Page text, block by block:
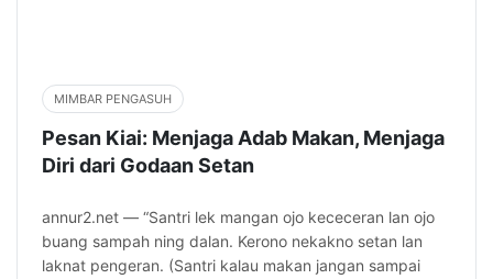
MIMBAR PENGASUH
Pesan Kiai: Menjaga Adab Makan, Menjaga
Diri dari Godaan Setan
annur2.net — “Santri lek mangan ojo kececeran lan ojo
buang sampah ning dalan. Kerono nekakno setan lan
laknat pengeran. (Santri kalau makan jangan sampai